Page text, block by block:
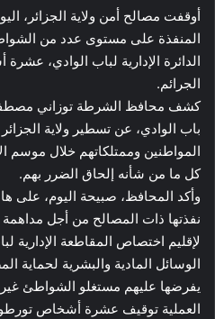
أوقفت مصالح أمن ولاية الجزائر،
المنفذة على مستوى عدد من
الدائرة الإدارية لباب الوادي،
الجرائم.
كشف محافظ الشرطة توزاني
باب الوادي، عن تسطير ولاية
المواطنين وممتلكاتهم خلال
كل ما من شأنه إلحاق الضرر بهم.
وأكد المحافظ، صبيحة اليوم، على
نفذتها ذات المصالح من أجل
لإقليم اختصاص المقاطعة الإدارية
الوسائل المادية والبشرية لحماية
يفرضها عليهم مستغلو الشواطئ
العملية توقيف عشرة أشخاص